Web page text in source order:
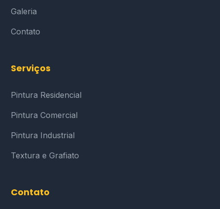
Galeria
Contato
Serviços
Pintura Residencial
Pintura Comercial
Pintura Industrial
Textura e Grafiato
Contato